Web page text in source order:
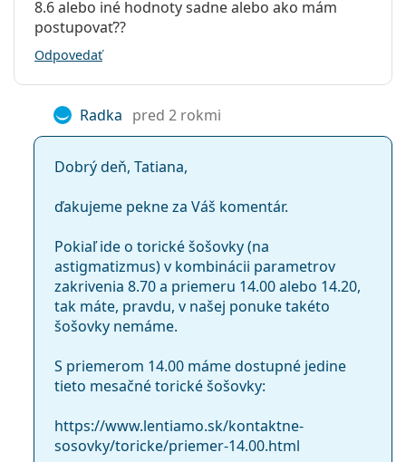
Pre koho sú Precision1
for Astigmatism určené?
spoľahlivé torické šošovky.
Pre tých, ktorí uprednostňujú praktickéjednodenné
kontaktné šošovky len príležitostne.
vysokou priedušnosťou.
Často kladené otázky
Ako dlho môžete nosiť Precision1 for
Používanie
Expirácia:
manipuláciu:
môže spať:
Nie
Nie
Balenie
Výrobca:
Alcon
krabičke:
30
Hmotnosť:
70 g
Ostatné
Kategória:
Jednodenné
Silikón-hydrogélové
8.6 alebo iné hodnoty sadne alebo ako mám
postupovať??
Odpovedať
Radka pred 2 rokmi
Dobrý deň, Tatiana,
ďakujeme pekne za Váš komentár.
Pokiaľ ide o torické šošovky (na
astigmatizmus) v kombinácii parametrov
zakrivenia 8.70 a priemeru 14.00 alebo 14.20,
tak máte, pravdu, v našej ponuke takéto
šošovky nemáme.
S priemerom 14.00 máme dostupné jedine
tieto mesačné torické šošovky:
https://www.lentiamo.sk/kontaktne-
sosovky/toricke/priemer-14.00.html